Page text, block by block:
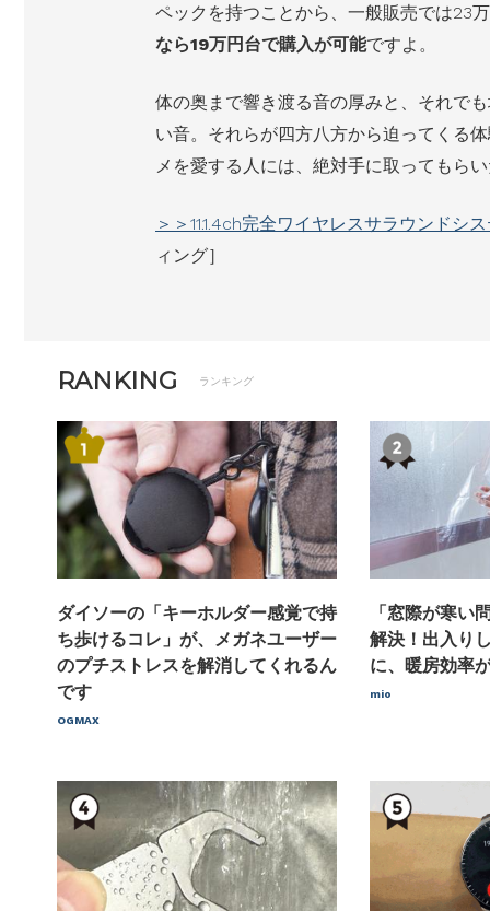
ペックを持つことから、一般販売では23
なら19万円台で購入が可能ですよ。
体の奥まで響き渡る音の厚みと、それで
い音。それらが四方八方から迫ってくる
メを愛する人には、絶対手に取ってもら
＞＞11.1.4ch完全ワイヤレスサラウンドシ
ィング］
RANKING ランキング
ダイソーの「キーホルダー感覚で持
ち歩けるコレ」が、メガネユーザー
のプチストレスを解消してくれるん
です
OGMAX
「窓際が寒い
解決！出入り
に、暖房効率
mio